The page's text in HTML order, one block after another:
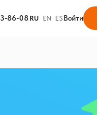
86-08 RU · EN · ESВойти